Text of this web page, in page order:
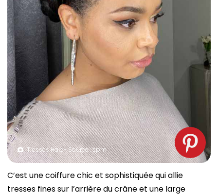
Tresses Halo- Source : spm
C’est une coiffure chic et sophistiquée qui allie
tresses fines sur l’arrière du crâne et une large